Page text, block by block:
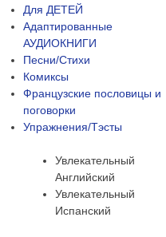
Для ДЕТЕЙ
Адаптированные
АУДИОКНИГИ
Песни/Стихи
Комиксы
Французские пословицы и
поговорки
Упражнения/Тэсты
Увлекательный
Английский
Увлекательный
Испанский